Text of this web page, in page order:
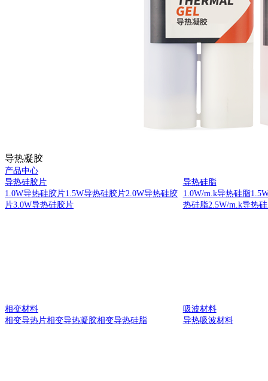
导热凝胶
产品中心
导热硅胶片
1.0W导热硅胶片1.5W导热硅胶片2.0W导热硅胶
片3.0W导热硅胶片
导热硅脂
1.0W/m.k导热硅脂
热硅脂2.5W/m.k导热
相变材料
相变导热片相变导热凝胶相变导热硅脂
吸波材料
导热吸波材料